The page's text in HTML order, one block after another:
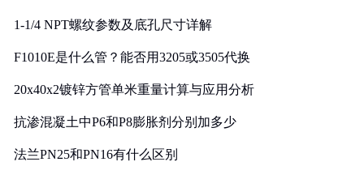
1-1/4 NPT螺纹参数及底孔尺寸详解
F1010E是什么管？能否用3205或3505代换
20x40x2镀锌方管单米重量计算与应用分析
抗渗混凝土中P6和P8膨胀剂分别加多少
法兰PN25和PN16有什么区别